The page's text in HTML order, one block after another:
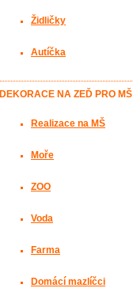
Židličky
Autíčka
DEKORACE NA ZEĎ PRO MŠ
Realizace na MŠ
Moře
ZOO
Voda
Farma
Domácí mazlíčci